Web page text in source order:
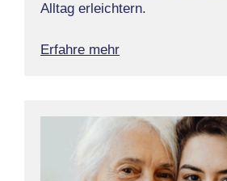
Alltag erleichtern.
Erfahre mehr